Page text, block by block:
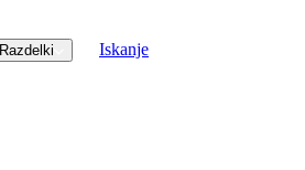
Razdelki Iskanje